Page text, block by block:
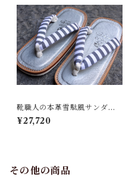
靴職人の本革雪駄風サンダル
「那古野雪駄」（鼻緒：ST#0
31)
¥27,720
その他の商品